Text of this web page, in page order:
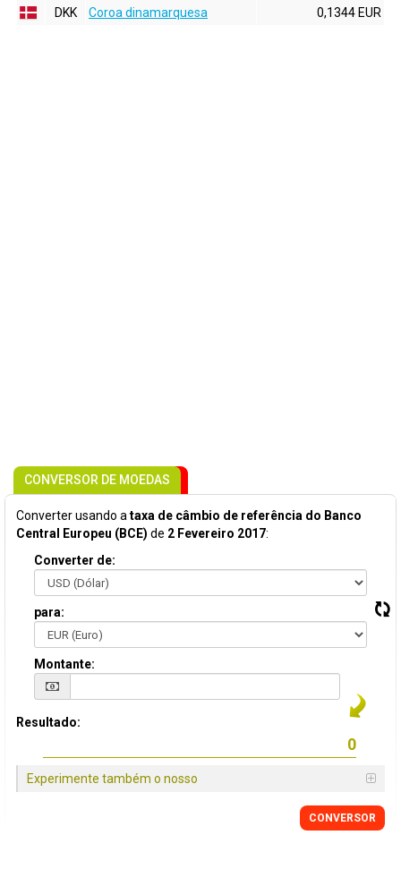
DKK
Coroa dinamarquesa 0,1344 EUR
CONVERSOR DE MOEDAS
Converter usando a taxa de câmbio de referência do Banco
Central Europeu (BCE) de 2 Fevereiro 2017:
Converter de:
para:
Montante:
Resultado:
Experimente também o nosso
CONVERSOR